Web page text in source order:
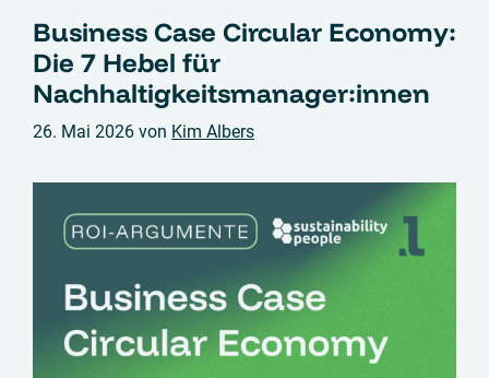
Business Case Circular Economy:
Die 7 Hebel für
Nachhaltigkeitsmanager:innen
26. Mai 2026 von Kim Albers